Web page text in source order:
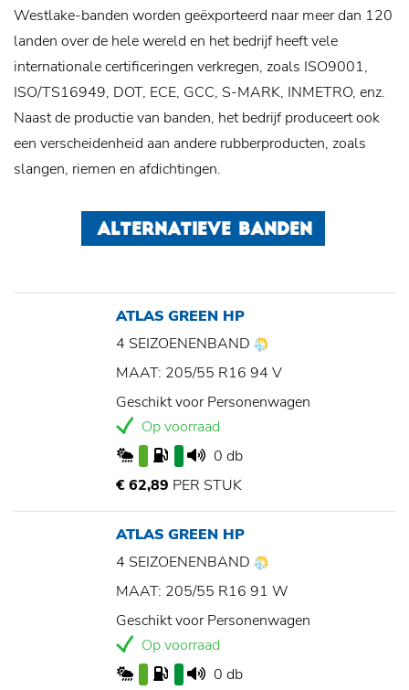
Westlake-banden worden geëxporteerd naar meer dan 120
landen over de hele wereld en het bedrijf heeft vele
internationale certificeringen verkregen, zoals ISO9001,
ISO/TS16949, DOT, ECE, GCC, S-MARK, INMETRO, enz.
Naast de productie van banden, het bedrijf produceert ook
een verscheidenheid aan andere rubberproducten, zoals
slangen, riemen en afdichtingen.
ALTERNATIEVE BANDEN
ATLAS GREEN HP
4 SEIZOENENBAND
MAAT: 205/55 R16 94 V
Geschikt voor Personenwagen
Op voorraad
0 db
€ 62,89 PER STUK
ATLAS GREEN HP
4 SEIZOENENBAND
MAAT: 205/55 R16 91 W
Geschikt voor Personenwagen
Op voorraad
0 db